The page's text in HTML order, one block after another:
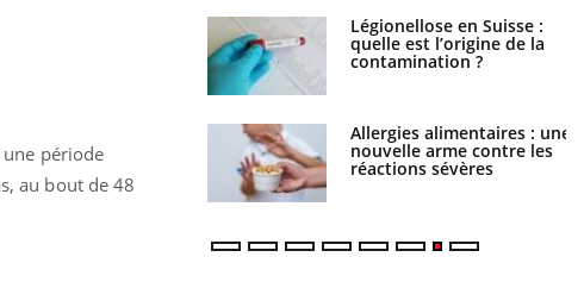
une période
au bout de 48
Légionellose en Suisse :
quelle est l’origine de la
contamination ?
Allergies alimentaires : une
nouvelle arme contre les
réactions sévères
Bilan prévention : ce que
les kinés pourront bientôt
faire
TDAH : quel est ce
traitement autorisé aux
États-Unis ?